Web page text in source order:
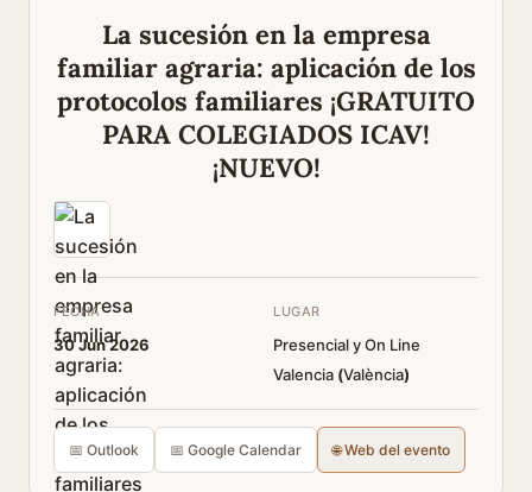
La sucesión en la empresa
familiar agraria: aplicación de los
protocolos familiares ¡GRATUITO
PARA COLEGIADOS ICAV!
¡NUEVO!
FECHA
30 Jun 2026
LUGAR
Presencial y On Line
Valencia (València)
📅 Outlook 📅 Google Calendar 🌐 Web del evento